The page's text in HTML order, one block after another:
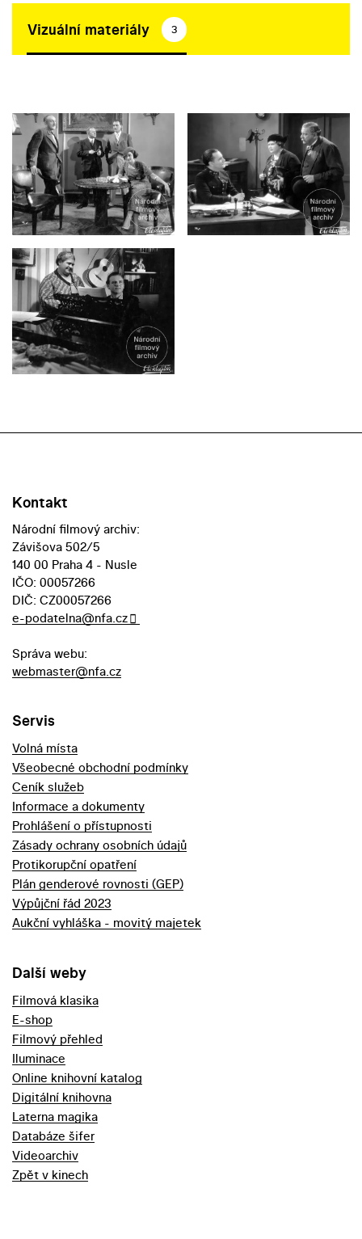
Vizuální materiály 3
Kontakt
Národní filmový archiv:
Závišova 502/5
140 00 Praha 4 - Nusle
IČO: 00057266
DIČ: CZ00057266
e-podatelna@nfa.cz
Správa webu:
webmaster@nfa.cz
Servis
Volná místa
Všeobecné obchodní podmínky
Ceník služeb
Informace a dokumenty
Prohlášení o přístupnosti
Zásady ochrany osobních údajů
Protikorupční opatření
Plán genderové rovnosti (GEP)
Výpůjční řád 2023
Aukční vyhláška - movitý majetek
Další weby
Filmová klasika
E-shop
Filmový přehled
Iluminace
Online knihovní katalog
Digitální knihovna
Laterna magika
Databáze šifer
Videoarchiv
Zpět v kinech